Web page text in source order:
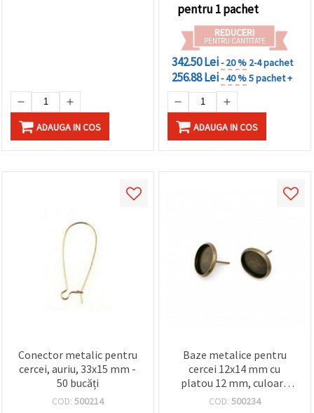
ADAUGA IN COS
pentru 1 pachet
REDUCERI
PENTRU CANTITATE
342.50 Lei- 20 % 2-4 pachet
256.88 Lei- 40 %5 pachet +
ADAUGA IN COS
Conector metalic pentru
cercei, auriu, 33x15 mm -
50 bucăți
COD: 500214
Baze metalice pentru
cercei 12x14 mm cu
platou 12 mm, culoare
bronz antichizat - set 10
COD: 500234